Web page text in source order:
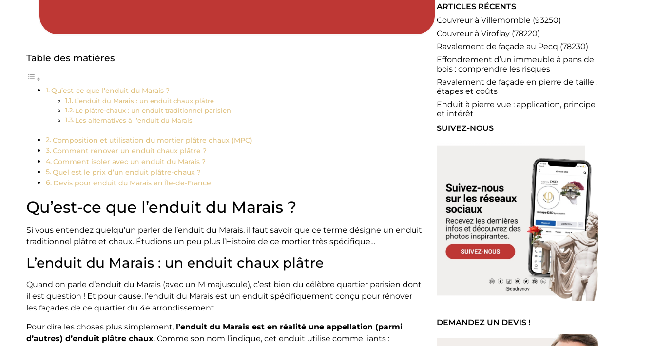
Table des matières
Qu’est-ce que l’enduit du Marais ?
L’enduit du Marais : un enduit chaux plâtre
Le plâtre-chaux : un enduit traditionnel parisien
Les alternatives à l’enduit du Marais
Composition et utilisation du mortier plâtre chaux (MPC)
Comment rénover un enduit chaux plâtre ?
Comment isoler avec un enduit du Marais ?
Quel est le prix d’un enduit plâtre-chaux ?
Devis pour enduit du Marais en Île-de-France
Qu’est-ce que l’enduit du Marais ?
Si vous entendez quelqu’un parler de l’enduit du Marais, il faut savoir que ce terme désigne un enduit
traditionnel plâtre et chaux. Étudions un peu plus l’Histoire de ce mortier très spécifique…
L’enduit du Marais : un enduit chaux plâtre
Quand on parle d’enduit du Marais (avec un M majuscule), c’est bien du célèbre quartier parisien dont
il est question ! Et pour cause, l’enduit du Marais est un enduit spécifiquement conçu pour rénover
les façades de ce quartier du 4e arrondissement.
Pour dire les choses plus simplement, l’enduit du Marais est en réalité une appellation (parmi
d’autres) d’enduit plâtre chaux. Comme son nom l’indique, cet enduit utilise comme liants :
ARTICLES RÉCENTS
Couvreur à Villemomble (93250)
Couvreur à Viroflay (78220)
Ravalement de façade au Pecq (78230)
Effondrement d’un immeuble à pans de
bois : comprendre les risques
Ravalement de façade en pierre de taille :
étapes et coûts
Enduit à pierre vue : application, principe
et intérêt
SUIVEZ-NOUS
DEMANDEZ UN DEVIS !